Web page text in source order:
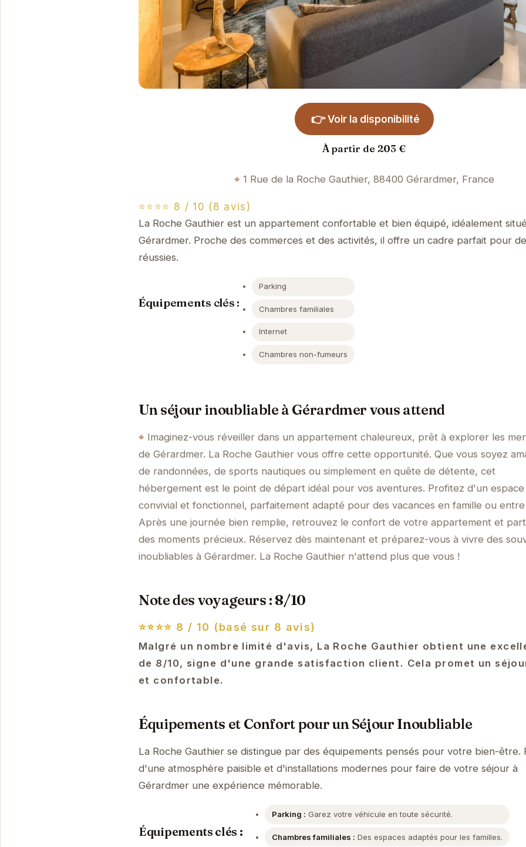
👉 Voir la disponibilité
À partir de 203 €
1 Rue de la Roche Gauthier, 88400 Gérardmer, France
⭐⭐⭐⭐ 8 / 10 (8 avis)
La Roche Gauthier est un appartement confortable et bien équipé, idéalement
Gérardmer. Proche des commerces et des activités, il offre un cadre parfait pour
réussies.
Équipements clés :
Parking
Chambres familiales
Internet
Chambres non-fumeurs
Un séjour inoubliable à Gérardmer vous attend
Imaginez-vous réveiller dans un appartement chaleureux, prêt à explorer les
de Gérardmer. La Roche Gauthier vous offre cette opportunité. Que vous soyez
de randonnées, de sports nautiques ou simplement en quête de détente, cet
hébergement est le point de départ idéal pour vos aventures. Profitez d'un espace
convivial et fonctionnel, parfaitement adapté pour des vacances en famille ou entre
Après une journée bien remplie, retrouvez le confort de votre appartement et
des moments précieux. Réservez dès maintenant et préparez-vous à vivre des
inoubliables à Gérardmer. La Roche Gauthier n'attend plus que vous !
Note des voyageurs : 8/10
⭐⭐⭐⭐ 8 / 10 (basé sur 8 avis)
Malgré un nombre limité d'avis, La Roche Gauthier obtient une
de 8/10, signe d'une grande satisfaction client. Cela promet un
et confortable.
Équipements et Confort pour un Séjour Inoubliable
La Roche Gauthier se distingue par des équipements pensés pour votre bien-être.
d'une atmosphère paisible et d'installations modernes pour faire de votre séjour à
Gérardmer une expérience mémorable.
Équipements clés :
Parking : Garez votre véhicule en toute sécurité.
Chambres familiales : Des espaces adaptés pour les familles.